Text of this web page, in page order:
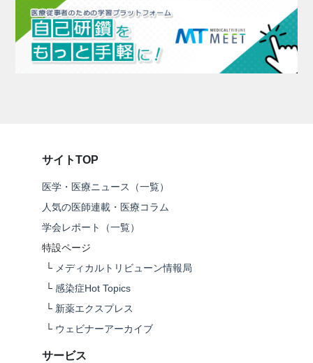
サイトTOP
医学・医療ニュース（一覧）
人気の医師連載・医療コラム
学会レポート（一覧）
特設ページ
└ メディカルトリビューン情報局
└ 感染症Hot Topics
└ 新薬エクスプレス
└ ウェビナーアーカイブ
サービス